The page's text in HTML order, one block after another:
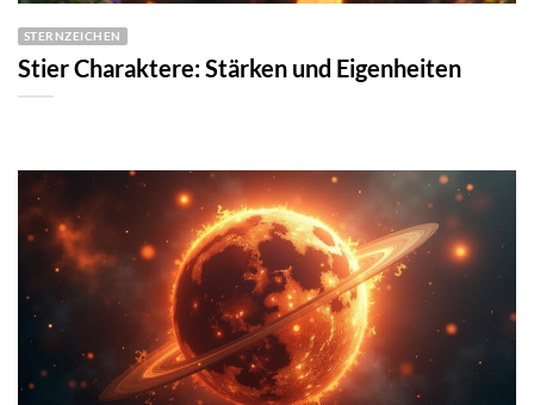
STERNZEICHEN
Stier Charaktere: Stärken und Eigenheiten